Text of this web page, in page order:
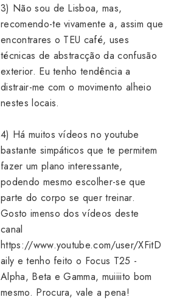
3) Não sou de Lisboa, mas,
recomendo-te vivamente a, assim que
encontrares o TEU café, uses
técnicas de abstracção da confusão
exterior. Eu tenho tendência a
distrair-me com o movimento alheio
nestes locais.
4) Há muitos vídeos no youtube
bastante simpáticos que te permitem
fazer um plano interessante,
podendo mesmo escolher-se que
parte do corpo se quer treinar.
Gosto imenso dos vídeos deste
canal
https://www.youtube.com/user/XFitD
aily e tenho feito o Focus T25 -
Alpha, Beta e Gamma, muiiiito bom
mesmo. Procura, vale a pena!